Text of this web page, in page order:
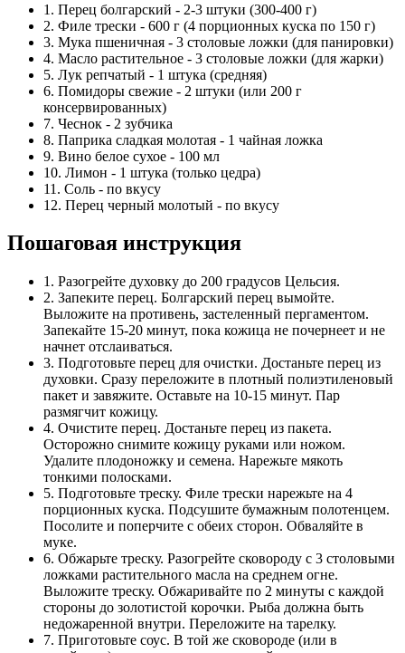
1. Перец болгарский - 2-3 штуки (300-400 г)
2. Филе трески - 600 г (4 порционных куска по 150 г)
3. Мука пшеничная - 3 столовые ложки (для панировки)
4. Масло растительное - 3 столовые ложки (для жарки)
5. Лук репчатый - 1 штука (средняя)
6. Помидоры свежие - 2 штуки (или 200 г
консервированных)
7. Чеснок - 2 зубчика
8. Паприка сладкая молотая - 1 чайная ложка
9. Вино белое сухое - 100 мл
10. Лимон - 1 штука (только цедра)
11. Соль - по вкусу
12. Перец черный молотый - по вкусу
Пошаговая инструкция
1. Разогрейте духовку до 200 градусов Цельсия.
2. Запеките перец. Болгарский перец вымойте.
Выложите на противень, застеленный пергаментом.
Запекайте 15-20 минут, пока кожица не почернеет и не
начнет отслаиваться.
3. Подготовьте перец для очистки. Достаньте перец из
духовки. Сразу переложите в плотный полиэтиленовый
пакет и завяжите. Оставьте на 10-15 минут. Пар
размягчит кожицу.
4. Очистите перец. Достаньте перец из пакета.
Осторожно снимите кожицу руками или ножом.
Удалите плодоножку и семена. Нарежьте мякоть
тонкими полосками.
5. Подготовьте треску. Филе трески нарежьте на 4
порционных куска. Подсушите бумажным полотенцем.
Посолите и поперчите с обеих сторон. Обваляйте в
муке.
6. Обжарьте треску. Разогрейте сковороду с 3 столовыми
ложками растительного масла на среднем огне.
Выложите треску. Обжаривайте по 2 минуты с каждой
стороны до золотистой корочки. Рыба должна быть
недожаренной внутри. Переложите на тарелку.
7. Приготовьте соус. В той же сковороде (или в